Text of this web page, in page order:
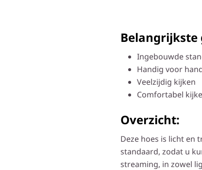
Belangrijkste
Ingebouwde
Handig voor
Veelzijdig kijken
Comfortabel
Overzicht:
Deze hoes is licht en
standaard, zodat u
streaming, in zowel